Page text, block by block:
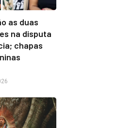
as duas
na disputa
chapas